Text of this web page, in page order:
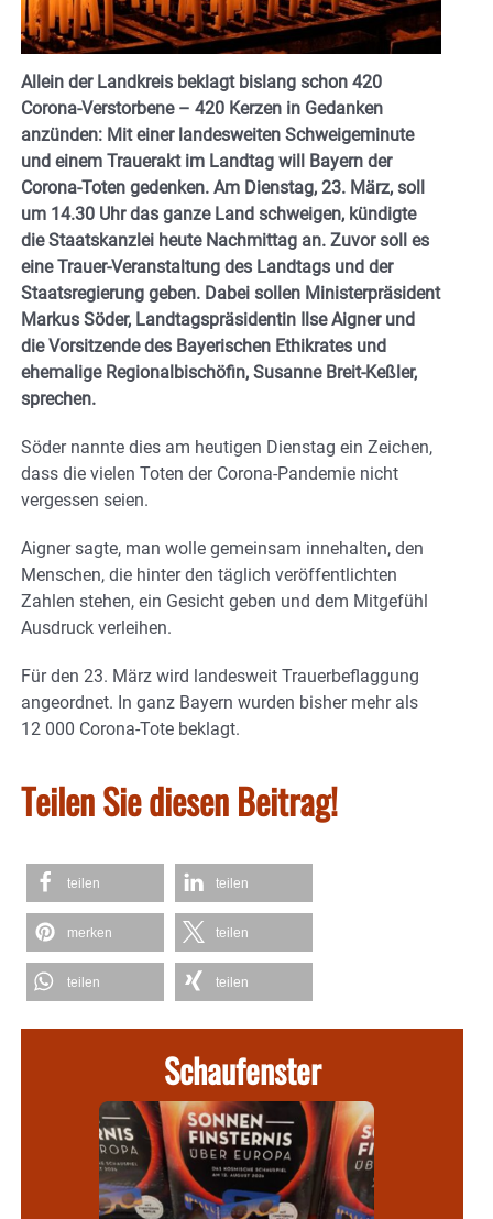
Allein der Landkreis beklagt bislang schon 420
Corona-Verstorbene – 420 Kerzen in Gedanken
anzünden: Mit einer landesweiten Schweigeminute
und einem Trauerakt im Landtag will Bayern der
Corona-Toten gedenken. Am Dienstag, 23. März, soll
um 14.30 Uhr das ganze Land schweigen, kündigte
die Staatskanzlei heute Nachmittag an. Zuvor soll es
eine Trauer-Veranstaltung des Landtags und der
Staatsregierung geben. Dabei sollen Ministerpräsident
Markus Söder, Landtagspräsidentin Ilse Aigner und
die Vorsitzende des Bayerischen Ethikrates und
ehemalige Regionalbischöfin, Susanne Breit-Keßler,
sprechen.
Söder nannte dies am heutigen Dienstag ein Zeichen,
dass die vielen Toten der Corona-Pandemie nicht
vergessen seien.
Aigner sagte, man wolle gemeinsam innehalten, den
Menschen, die hinter den täglich veröffentlichten
Zahlen stehen, ein Gesicht geben und dem Mitgefühl
Ausdruck verleihen.
Für den 23. März wird landesweit Trauerbeflaggung
angeordnet. In ganz Bayern wurden bisher mehr als
12 000 Corona-Tote beklagt.
Teilen Sie diesen Beitrag!
teilen teilen
merken teilen
teilen teilen
Schaufenster